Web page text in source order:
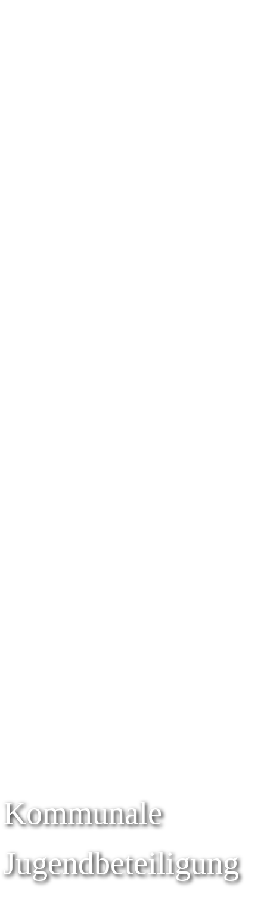
Kommu­nale
Jugendbeteiligung